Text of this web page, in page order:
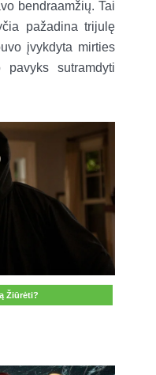
bendraamžių. Tai
pažadina trijulę
įvykdyta mirties
sutramdyti
Žiūrėti?